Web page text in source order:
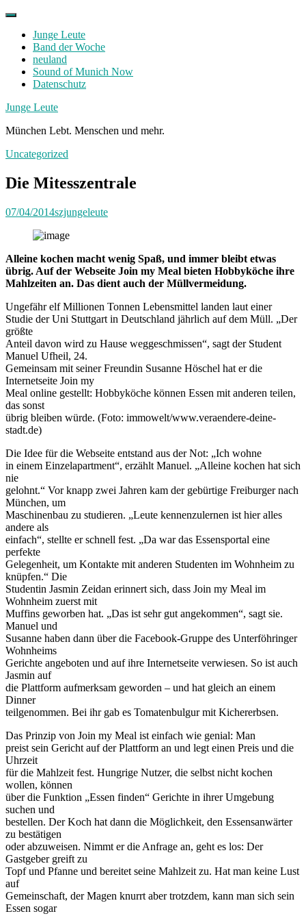
Skip
contentJunge Leute
Band der Woche
neuland
Sound of Munich Now
Datenschutz
Facebook
Twitter
Instagram
Junge Leute
München Lebt. Menschen und mehr.
Uncategorized
Die Mitesszentrale
07/04/2014szjungeleute
Alleine kochen macht wenig Spaß, und immer bleibt etwas
übrig. Auf der Webseite Join my Meal bieten Hobbyköche ihre
Mahlzeiten an. Das dient auch der Müllvermeidung.
Ungefähr elf Millionen Tonnen Lebensmittel landen laut einer
Studie der Uni Stuttgart in Deutschland jährlich auf dem Müll. „Der
größte
Anteil davon wird zu Hause weggeschmissen“, sagt der Student
Manuel Ufheil, 24.
Gemeinsam mit seiner Freundin Susanne Höschel hat er die
Internetseite Join my
Meal online gestellt: Hobbyköche können Essen mit anderen teilen,
das sonst
übrig bleiben würde. (Foto: immowelt/www.veraendere-deine-
stadt.de)
Die Idee für die Webseite entstand aus der Not: „Ich wohne
in einem Einzelapartment“, erzählt Manuel. „Alleine kochen hat sich
nie
gelohnt.“ Vor knapp zwei Jahren kam der gebürtige Freiburger nach
München, um
Maschinenbau zu studieren. „Leute kennenzulernen ist hier alles
andere als
einfach“, stellte er schnell fest. „Da war das Essensportal eine
perfekte
Gelegenheit, um Kontakte mit anderen Studenten im Wohnheim zu
knüpfen.“ Die
Studentin Jasmin Zeidan erinnert sich, dass Join my Meal im
Wohnheim zuerst mit
Muffins geworben hat. „Das ist sehr gut angekommen“, sagt sie.
Manuel und
Susanne haben dann über die Facebook-Gruppe des Unterföhringer
Wohnheims
Gerichte angeboten und auf ihre Internetseite verwiesen. So ist auch
Jasmin auf
die Plattform aufmerksam geworden – und hat gleich an einem
Dinner
teilgenommen. Bei ihr gab es Tomatenbulgur mit Kichererbsen.
Das Prinzip von Join my Meal ist einfach wie genial: Man
preist sein Gericht auf der Plattform an und legt einen Preis und die
Uhrzeit
für die Mahlzeit fest. Hungrige Nutzer, die selbst nicht kochen
wollen, können
über die Funktion „Essen finden“ Gerichte in ihrer Umgebung
suchen und
bestellen. Der Koch hat dann die Möglichkeit, den Essensanwärter
zu bestätigen
oder abzuweisen. Nimmt er die Anfrage an, geht es los: Der
Gastgeber greift zu
Topf und Pfanne und bereitet seine Mahlzeit zu. Hat man keine Lust
auf
Gemeinschaft, der Magen knurrt aber trotzdem, kann man sich sein
Essen sogar